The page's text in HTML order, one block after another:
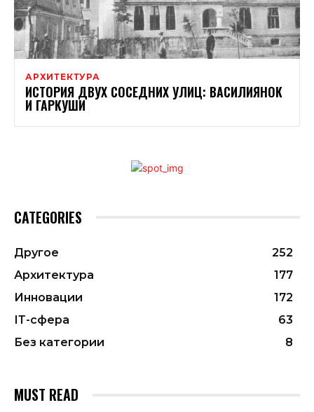
АРХИТЕКТУРА
ИСТОРИЯ ДВУХ СОСЕДНИХ УЛИЦ: ВАСИЛИЯНОК
И ГАРКУШИ
CATEGORIES
Другое
252
Архитектура
177
Инновации
172
ІТ-сфера
63
Без категории
8
MUST READ